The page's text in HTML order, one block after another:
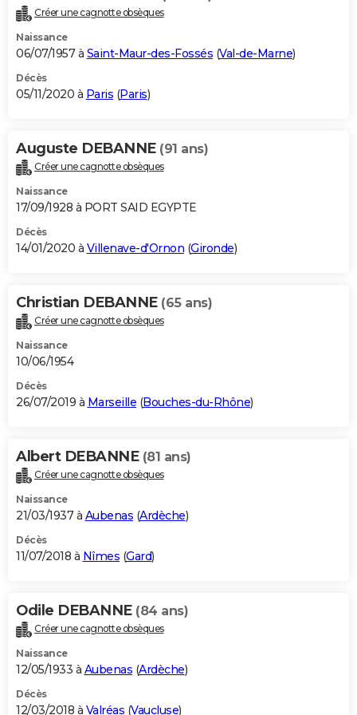
Créer une cagnotte obsèques
Naissance
06/07/1957 à Saint-Maur-des-Fossés (Val-de-Marne)
Décès
05/11/2020 à Paris (Paris)
Auguste DEBANNE (91 ans)
Créer une cagnotte obsèques
Naissance
17/09/1928 à PORT SAID EGYPTE
Décès
14/01/2020 à Villenave-d'Ornon (Gironde)
Christian DEBANNE (65 ans)
Créer une cagnotte obsèques
Naissance
10/06/1954
Décès
26/07/2019 à Marseille (Bouches-du-Rhône)
Albert DEBANNE (81 ans)
Créer une cagnotte obsèques
Naissance
21/03/1937 à Aubenas (Ardèche)
Décès
11/07/2018 à Nîmes (Gard)
Odile DEBANNE (84 ans)
Créer une cagnotte obsèques
Naissance
12/05/1933 à Aubenas (Ardèche)
Décès
12/03/2018 à Valréas (Vaucluse)